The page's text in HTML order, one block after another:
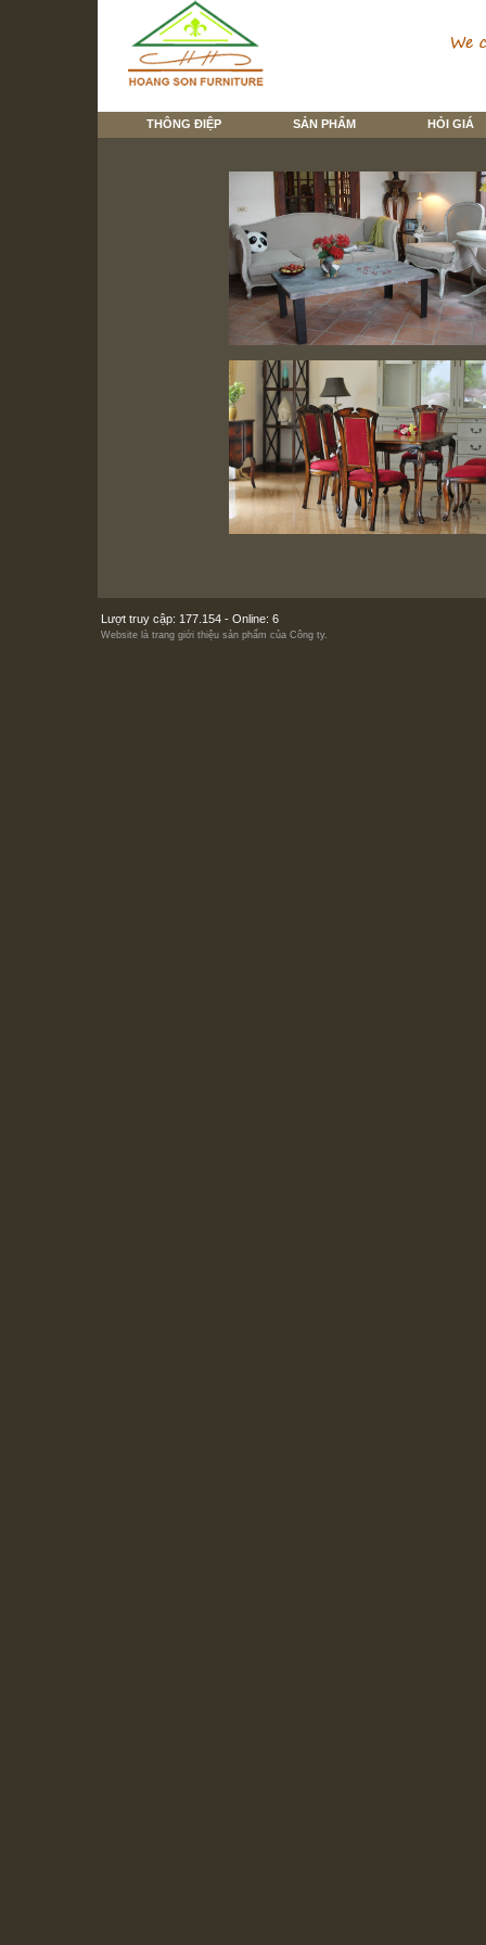
THÔNG ĐIỆP SẢN PHẨM HỎI GIÁ
Lượt truy cập: 177.154 - Online: 6
Website là trang giới thiệu sản phẩm của Công ty.